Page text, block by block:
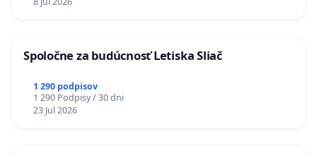
Spoločne za budúcnosť Letiska Sliač
1 290 podpisov
1 290 Podpisy / 30 dni
23 Jul 2026